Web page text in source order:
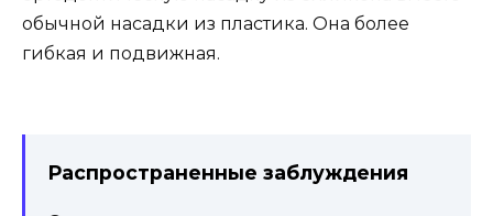
обычной насадки из пластика. Она более
гибкая и подвижная.
Распространенные заблуждения